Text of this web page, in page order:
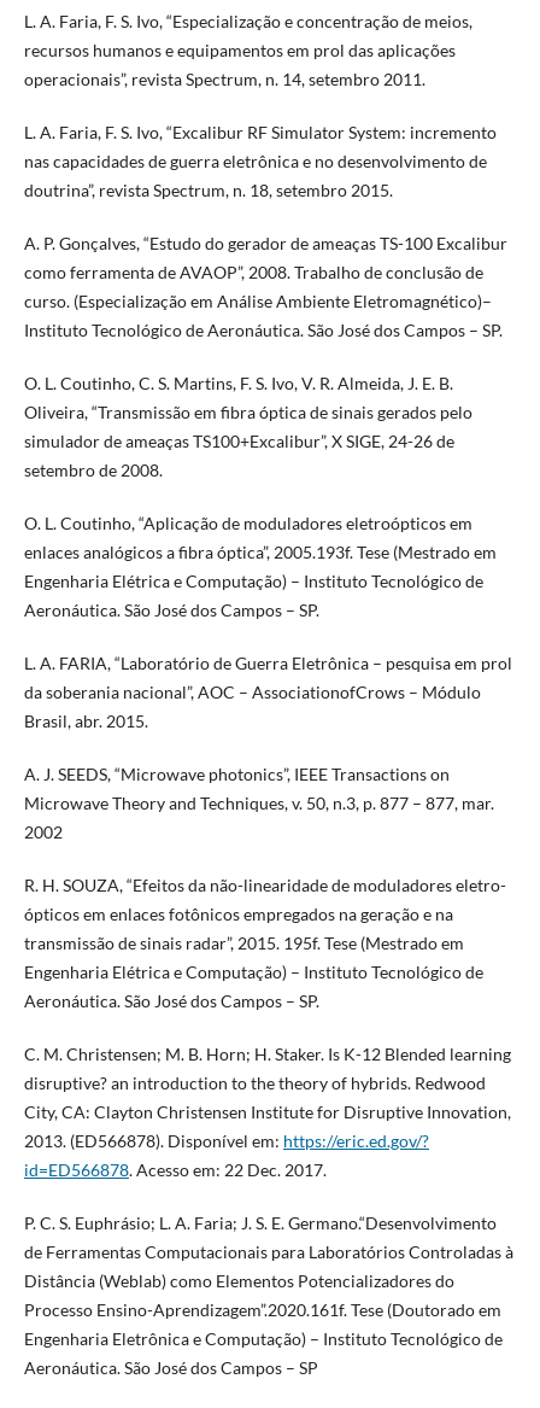
L. A. Faria, F. S. Ivo, “Especialização e concentração de meios,
recursos humanos e equipamentos em prol das aplicações
operacionais”, revista Spectrum, n. 14, setembro 2011.
L. A. Faria, F. S. Ivo, “Excalibur RF Simulator System: incremento
nas capacidades de guerra eletrônica e no desenvolvimento de
doutrina”, revista Spectrum, n. 18, setembro 2015.
A. P. Gonçalves, “Estudo do gerador de ameaças TS-100 Excalibur
como ferramenta de AVAOP”, 2008. Trabalho de conclusão de
curso. (Especialização em Análise Ambiente Eletromagnético)–
Instituto Tecnológico de Aeronáutica. São José dos Campos – SP.
O. L. Coutinho, C. S. Martins, F. S. Ivo, V. R. Almeida, J. E. B.
Oliveira, “Transmissão em fibra óptica de sinais gerados pelo
simulador de ameaças TS100+Excalibur”, X SIGE, 24-26 de
setembro de 2008.
O. L. Coutinho, “Aplicação de moduladores eletroópticos em
enlaces analógicos a fibra óptica”, 2005.193f. Tese (Mestrado em
Engenharia Elétrica e Computação) – Instituto Tecnológico de
Aeronáutica. São José dos Campos – SP.
L. A. FARIA, “Laboratório de Guerra Eletrônica – pesquisa em prol
da soberania nacional”, AOC – AssociationofCrows – Módulo
Brasil, abr. 2015.
A. J. SEEDS, “Microwave photonics”, IEEE Transactions on
Microwave Theory and Techniques, v. 50, n.3, p. 877 – 877, mar.
2002
R. H. SOUZA, “Efeitos da não-linearidade de moduladores eletro-
ópticos em enlaces fotônicos empregados na geração e na
transmissão de sinais radar”, 2015. 195f. Tese (Mestrado em
Engenharia Elétrica e Computação) – Instituto Tecnológico de
Aeronáutica. São José dos Campos – SP.
C. M. Christensen; M. B. Horn; H. Staker. Is K-12 Blended learning
disruptive? an introduction to the theory of hybrids. Redwood
City, CA: Clayton Christensen Institute for Disruptive Innovation,
2013. (ED566878). Disponível em: https://eric.ed.gov/?
id=ED566878. Acesso em: 22 Dec. 2017.
P. C. S. Euphrásio; L. A. Faria; J. S. E. Germano.“Desenvolvimento
de Ferramentas Computacionais para Laboratórios Controladas à
Distância (Weblab) como Elementos Potencializadores do
Processo Ensino-Aprendizagem”.2020.161f. Tese (Doutorado em
Engenharia Eletrônica e Computação) – Instituto Tecnológico de
Aeronáutica. São José dos Campos – SP